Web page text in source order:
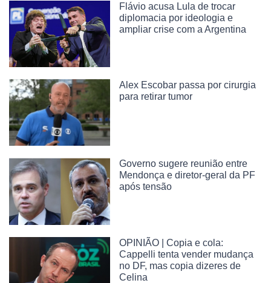
Flávio acusa Lula de trocar
diplomacia por ideologia e
ampliar crise com a Argentina
Alex Escobar passa por cirurgia
para retirar tumor
Governo sugere reunião entre
Mendonça e diretor-geral da PF
após tensão
OPINIÃO | Copia e cola:
Cappelli tenta vender mudança
no DF, mas copia dizeres de
Celina